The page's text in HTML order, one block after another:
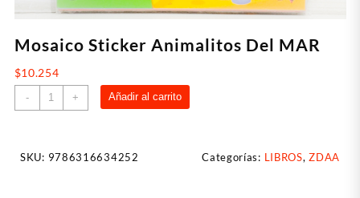
Mosaico Sticker Animalitos Del MAR
$10.254
-
Mosaico
Sticker
MAR
+ Añadir al carrito
SKU: 9786316634252 Categorías: LIBROS,ZDAA